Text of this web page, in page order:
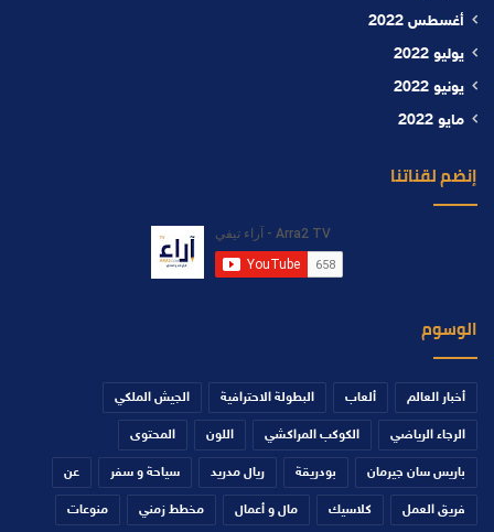
أغسطس 2022
يوليو 2022
يونيو 2022
مايو 2022
إنضم لقناتنا
الوسوم
أخبار العالم ألعاب البطولة الاحترافية الجيش الملكي
الرجاء الرياضي الكوكب المراكشي اللون المحتوى
باريس سان جيرمان بودريقة ريال مدريد سياحة و سفر عن
فريق العمل كلاسيك مال و أعمال مخطط زمني منوعات